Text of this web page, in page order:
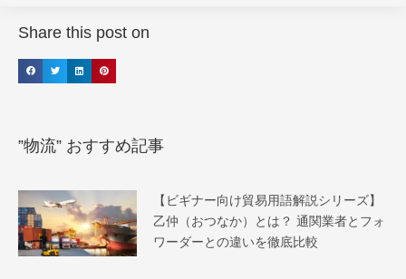
Share this post on
”物流” おすすめ記事
【ビギナー向け貿易用語解説シリーズ】
乙仲（おつなか）とは？ 通関業者とフォ
ワーダーとの違いを徹底比較